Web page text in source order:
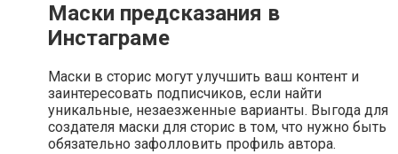
Маски предсказания в
Инстаграме
Маски в сторис могут улучшить ваш контент и
заинтересовать подписчиков, если найти
уникальные, незаезженные варианты. Выгода для
создателя маски для сторис в том, что нужно быть
обязательно зафолловить профиль автора.